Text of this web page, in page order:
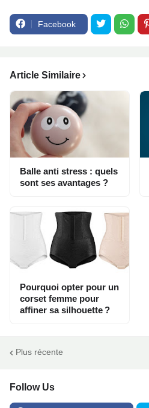
Facebook
Article Similaire
Balle anti stress : quels
sont ses avantages ?
Pourquoi opter pour un
corset femme pour
affiner sa silhouette ?
Plus récente
Follow Us